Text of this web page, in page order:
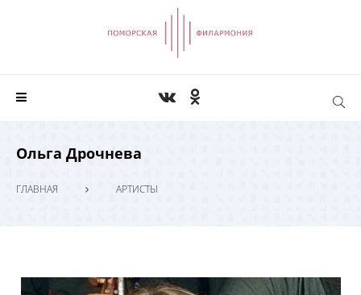
Ольга Дрочнева
ГЛАВНАЯ АРТИСТЫ